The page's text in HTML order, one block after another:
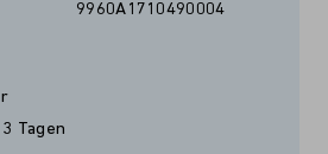
9960A1710490004
Tagen